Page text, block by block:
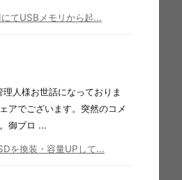
てUSBメモリから起...
人様お世話になっておりま
アでございます。突然のコメ
御ブロ ...
を換装・容量UPして...